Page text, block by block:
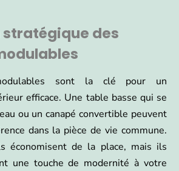
des
sont la clé pour un
efficace. Une table basse qui se
ou un canapé convertible peuvent
dans la pièce de vie commune.
économisent de la place, mais ils
une touche de modernité à votre